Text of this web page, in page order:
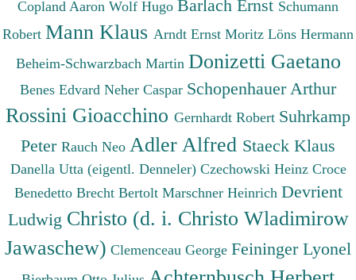
Copland Aaron Wolf Hugo Barlach Ernst Schumann
Robert Mann Klaus Arndt Ernst Moritz Löns Hermann
Beheim-Schwarzbach Martin Donizetti Gaetano
Benes Edvard Neher Caspar Schopenhauer Arthur
Rossini Gioacchino Gernhardt Robert Suhrkamp
Peter Rauch Neo Adler Alfred Staeck Klaus
Danella Utta (eigentl. Denneler) Czechowski Heinz Croce
Benedetto Brecht Bertolt Marschner Heinrich Devrient
Ludwig Christo (d. i. Christo Wladimirow
Jawaschew) Clemenceau George Feininger Lyonel